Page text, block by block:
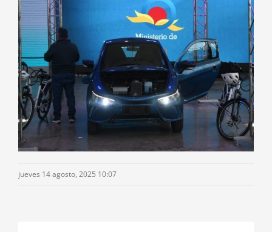
jueves 14 agosto, 2025 10:07